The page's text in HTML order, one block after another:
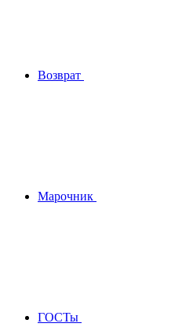
Возврат
Марочник
ГОСТы